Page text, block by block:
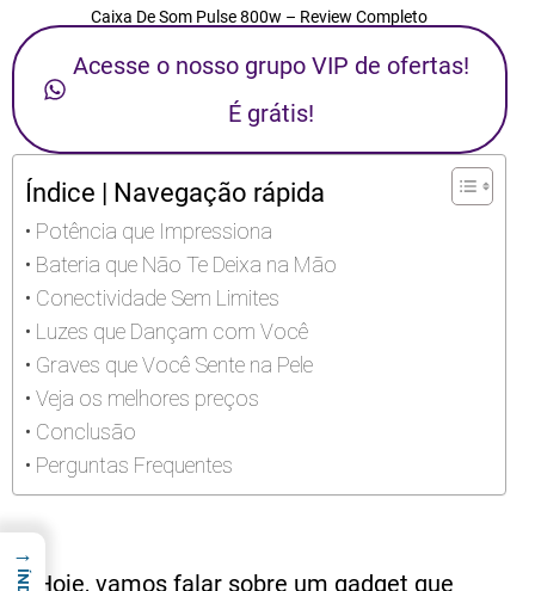
Caixa De Som Pulse 800w – Review Completo
Acesse o nosso grupo VIP de ofertas!
É grátis!
Índice | Navegação rápida
Potência que Impressiona
Bateria que Não Te Deixa na Mão
Conectividade Sem Limites
Luzes que Dançam com Você
Graves que Você Sente na Pele
Veja os melhores preços
Conclusão
Perguntas Frequentes
Hoje, vamos falar sobre um gadget que
→